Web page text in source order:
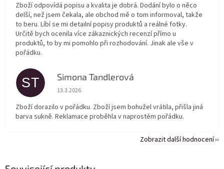
Zboží odpovídá popisu a kvalita je dobrá. Dodání bylo o něco
delší, než jsem čekala, ale obchod mě o tom informoval, takže
to beru. Líbí se mi detailní popisy produktů a reálné fotky.
Určitě bych ocenila více zákaznických recenzí přímo u
produktů, to by mi pomohlo při rozhodování. Jinak ale vše v
pořádku.
ST Simona Tandlerová
Hodnocení obchodu je 5 z 5 hvězdiček.
13.3.2026
Zboží dorazilo v pořádku. Zboží jsem bohužel vrátila, přišla jiná
barva sukně. Reklamace proběhla v naprostém pořádku.
Zobrazit další hodnocení